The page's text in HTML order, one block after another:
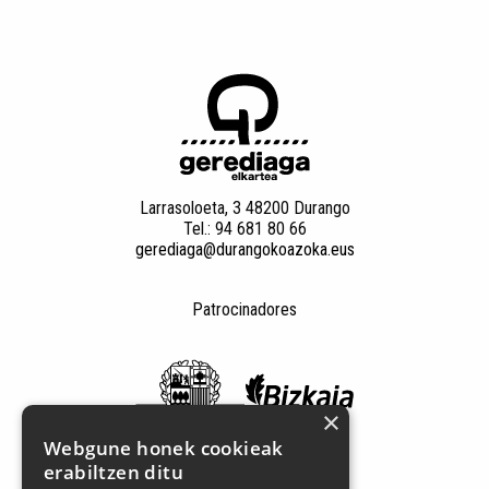
Larrasoloeta, 3 48200 Durango
Tel.: 94 681 80 66
gerediaga@durangokoazoka.eus
Patrocinadores
×
Webgune honek cookieak
erabiltzen ditu